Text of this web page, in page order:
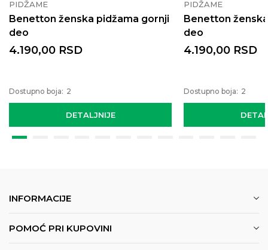
PIDŽAME
Benetton ženska pidžama gornji
deo
DETALJNIJE
4.190,00 RSD
Dostupno boja: 2
PIDŽAME
Benetton
deo
4.190,00 RSD
Dostupno boja: 2
INFORMACIJE
POMOĆ PRI KUPOVINI